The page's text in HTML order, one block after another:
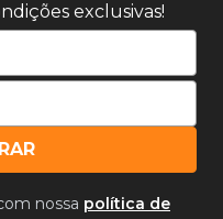
exclusivas!
nossa política de